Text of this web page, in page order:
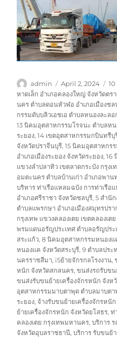
Author
admin
Posted
on
April 2, 2024
หาดเล็ก อำเภอคลองใหญ่ จังหวัดตร
นคร ตำบลดอนหัวฬอ อำเภอเมืองช
กรรมดับบลิวเอชเอ ตำบลหนองละล
13 นิคมอุตสาหกรรมโรจนะ ตำบลห
ระยอง,14 เขตอุตสาหกรรมกบินทรื
จังหวัดปราจีนบุรี,15 นิคมอุตสาหกร
อำเภอเมืองระยอง จังหวัดระยอง,16
แขวงลำปลาทิว เขตลาดกระบัง กรุง
อมตะนคร ตำบลบ้านเก่า อำเภอพาน
บริหาร ท่าเรือแหลมฉบัง การท่าเรือ
อำเภอศรีราชา จังหวัดชลบุรี,5 สำนั
ตำบลแพรกษา อำเภอเมืองสมุทรปร
กรุงเทพ แขวงคลองเตย เขตคลองเต
พรมแดนอรัญประเทศ ตำบลอรัญประ
สระแก้ว,8 นิคมอุตสาหกรรมหนองแ
หนองแค จังหวัดสระบุรี,9 ตำบลประ
นครราชสีมา, i5ย้ายจักรกลโรงงาน,
หนัก จังหวัดสกลนคร,ขนส่งรถรับขน
ขนส่งรับขนย้ายเครื่องจักรหนัก จังห
อุตสาหกรรมมาบตาพุด ตำบลมาบตา
ระยอง, จ้างรับขนย้ายเครื่องจักรหนั
ย้ายเครื่องจักรหนัก จังหวัดยโสธร,ท่
คลองเตย กรุงเทพมหานคร,บริการ
จังหวัดอุบลราชธานี,บริการ รับขนย้